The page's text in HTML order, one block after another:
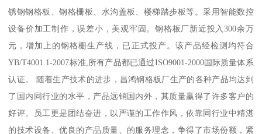
锈钢钢格板、钢格栅板、水沟盖板、楼梯踏步板等。采用智能数控
设备价加工制作，误差小，美观牢固。钢格板厂新近投入300余万
元，增加上的钢格栅生产线，已正式投产。该产品经检测均符合
YB/T4001.1-2007标准,所有产品都已通过ISO9001-2000国际质量体系
认证。 随着生产技术的进步，昌鸿钢格板厂生产的各种产品均达到
了国内同行业的水平，产品远销国内外，其质量赢得了许多客户的
好评。员工更是团结奋进，以严谨的工作作风，依靠同行业中精湛
的技术设备、优良的产品质量、的服务理念，争得了市场份额，紧